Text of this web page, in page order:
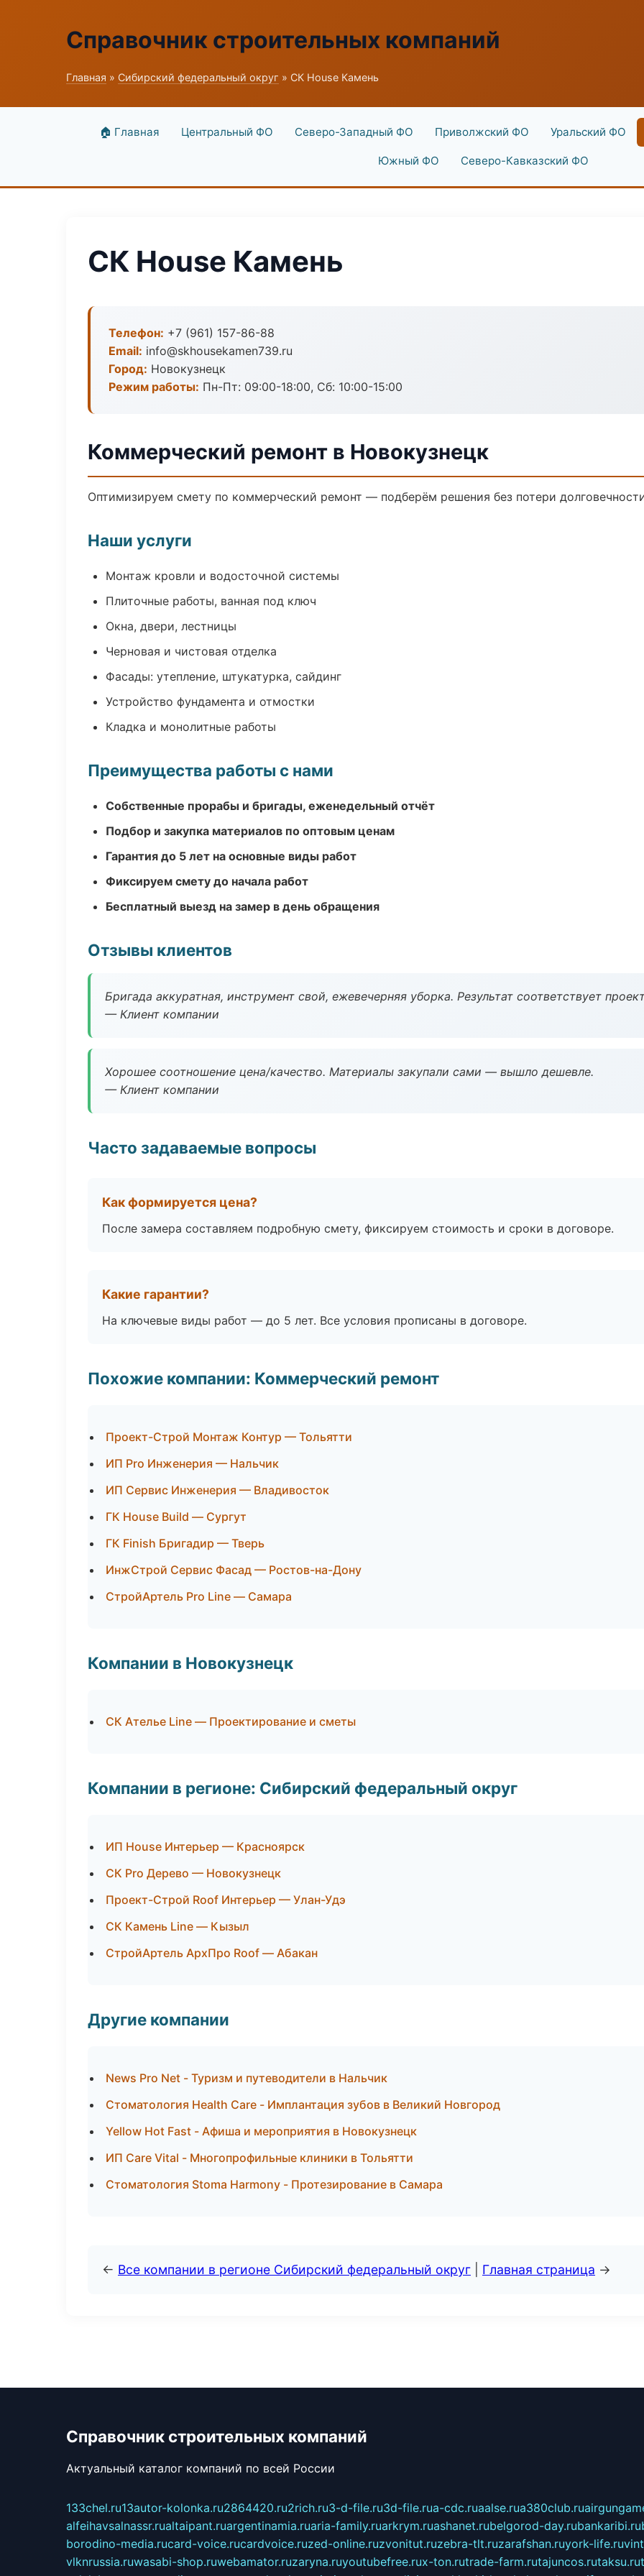
Справочник строительных компаний
Главная » Сибирский федеральный округ » СК House Камень
🏠 Главная Центральный ФО Северо-Западный ФО Приволжский ФО Уральский ФО
Южный ФО Северо-Кавказский ФО
СК House Камень
Телефон: +7 (961) 157-86-88
Email: info@skhousekamen739.ru
Город: Новокузнецк
Режим работы: Пн-Пт: 09:00-18:00, Сб: 10:00-15:00
Коммерческий ремонт в Новокузнецк
Оптимизируем смету по коммерческий ремонт — подберём решения без потери
Наши услуги
Монтаж кровли и водосточной системы
Плиточные работы, ванная под ключ
Окна, двери, лестницы
Черновая и чистовая отделка
Фасады: утепление, штукатурка, сайдинг
Устройство фундамента и отмостки
Кладка и монолитные работы
Преимущества работы с нами
Собственные прорабы и бригады, еженедельный отчёт
Подбор и закупка материалов по оптовым ценам
Гарантия до 5 лет на основные виды работ
Фиксируем смету до начала работ
Бесплатный выезд на замер в день обращения
Отзывы клиентов
Бригада аккуратная, инструмент свой, ежевечерняя уборка. Результат соответствует
— Клиент компании
Хорошее соотношение цена/качество. Материалы закупали сами — вышло дешевле.
— Клиент компании
Часто задаваемые вопросы
Как формируется цена?
После замера составляем подробную смету, фиксируем стоимость и сроки в договоре.
Какие гарантии?
На ключевые виды работ — до 5 лет. Все условия прописаны в договоре.
Похожие компании: Коммерческий ремонт
Проект-Строй Монтаж Контур — Тольятти
ИП Pro Инженерия — Нальчик
ИП Сервис Инженерия — Владивосток
ГК House Build — Сургут
ГК Finish Бригадир — Тверь
ИнжСтрой Сервис Фасад — Ростов-на-Дону
СтройАртель Pro Line — Самара
Компании в Новокузнецк
СК Ателье Line — Проектирование и сметы
Компании в регионе: Сибирский федеральный округ
ИП House Интерьер — Красноярск
СК Pro Дерево — Новокузнецк
Проект-Строй Roof Интерьер — Улан-Удэ
СК Камень Line — Кызыл
СтройАртель АрхПро Roof — Абакан
Другие компании
News Pro Net - Туризм и путеводители в Нальчик
Стоматология Health Care - Имплантация зубов в Великий Новгород
Yellow Hot Fast - Афиша и мероприятия в Новокузнецк
ИП Care Vital - Многопрофильные клиники в Тольятти
Стоматология Stoma Harmony - Протезирование в Самара
← Все компании в регионе Сибирский федеральный округ Главная страница →
Справочник строительных компаний
Актуальный каталог компаний по всей России
133chel.ru13autor-kolonka.ru2864420.ru2rich.ru3-d-file.ru3d-file.rua-cdc.ruaalse.rua380club.ru
alfeihavsalnassr.rualtaipant.ruargentinamia.ruaria-family.ruarkrym.ruashanet.rubelgorod-day.rubankaribi.ru
borodino-media.rucard-voice.rucardvoice.ruzed-online.ruzvonitut.ruzebra-tlt.ruzarafshan.ruyork-life.ru
vlknrussia.ruwasabi-shop.ruwebamator.ruzaryna.ruyoutubefree.rux-ton.rutrade-farm.rutajuncos.rutaksu.ru